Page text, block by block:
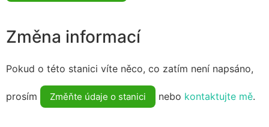
Změna informací
Pokud o této stanici víte něco, co zatím není napsáno,
prosím Změňte údaje o stanici nebo kontaktujte mě.